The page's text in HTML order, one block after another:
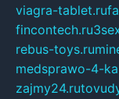
viagra-tablet.ru
fincontech.ru
rebus-toys.ru
medsprawo-4-
zajmy24.ru